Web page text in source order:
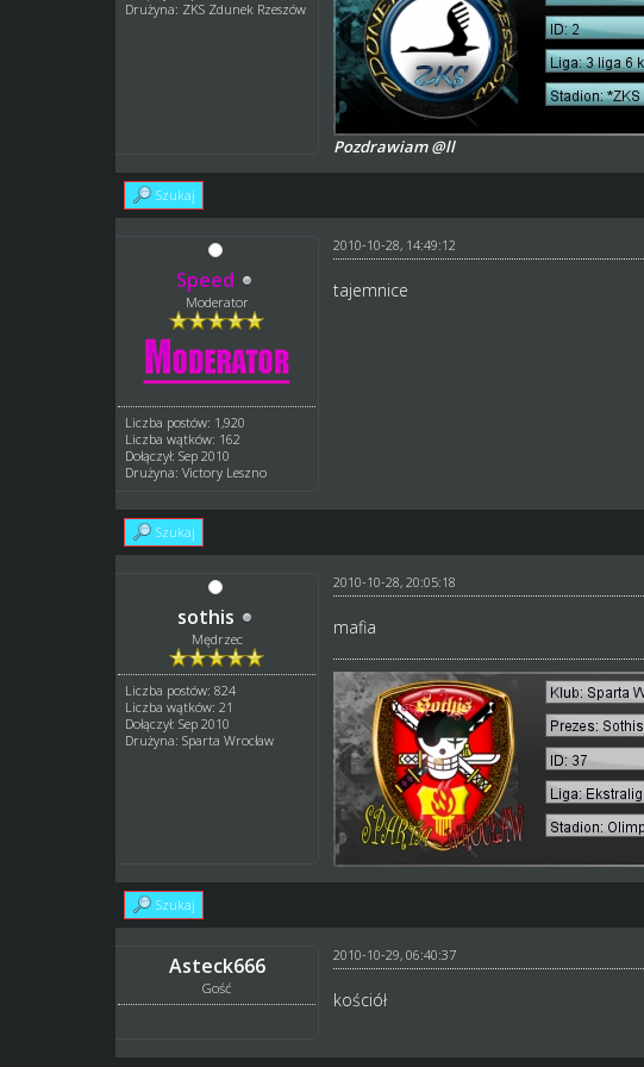
Drużyna: ZKS Zdunek Rzeszów
Pozdrawiam @ll
Szukaj
Speed
Moderator
Liczba postów: 1,920
Liczba wątków: 162
Dołączył: Sep 2010
Drużyna: Victory Leszno
2010-10-28, 14:49:12
tajemnice
Szukaj
sothis
Mędrzec
Liczba postów: 824
Liczba wątków: 21
Dołączył: Sep 2010
Drużyna: Sparta Wrocław
2010-10-28, 20:05:18
mafia
Szukaj
Asteck666
Gość
2010-10-29, 06:40:37
kościół